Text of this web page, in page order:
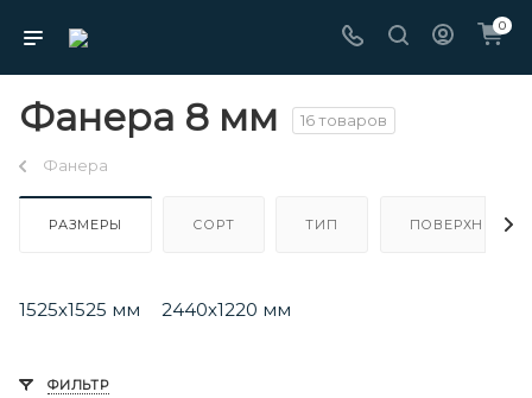
0
Фанера 8 мм 16 товаров
Фанера
РАЗМЕРЫ СОРТ ТИП ПОВЕРХНОСТЬ
1525х1525 мм 2440х1220 мм
ФИЛЬТР